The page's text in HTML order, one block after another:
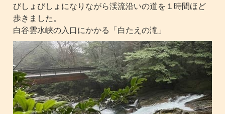
びしょびしょになりながら渓流沿いの道を１時間ほど
歩きました。
白谷雲水峡の入口にかかる「白たえの滝」